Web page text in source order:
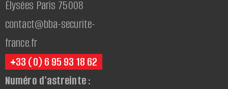
Élysées Paris 75008
contact@bba-securite-
france.fr
+33 (0) 6 95 93 18 62
Numéro d'astreinte :